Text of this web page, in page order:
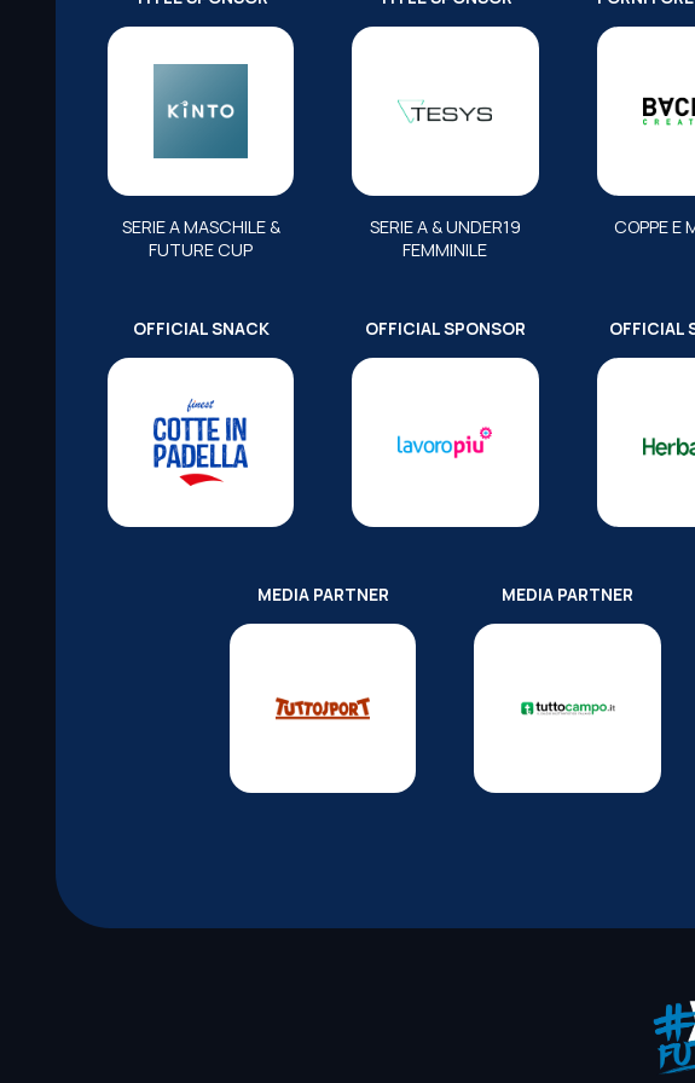
SERIE A MASCHILE &
FUTURE CUP
SERIE A & UNDER19
FEMMINILE
COPPE E
OFFICIAL SNACK OFFICIAL SPONSOR OFFICIAL
MEDIA PARTNER MEDIA PARTNER